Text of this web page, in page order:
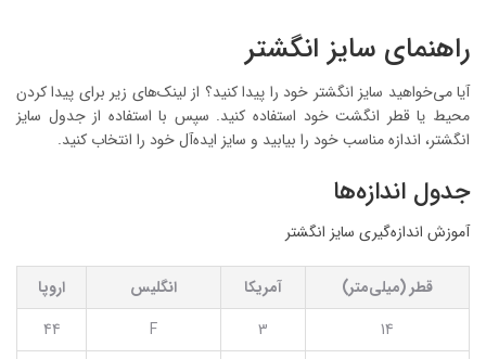
راهنمای سایز انگشتر
آیا می‌خواهید سایز انگشتر خود را پیدا کنید؟ از لینک‌های زیر برای پیدا کردن
محیط یا قطر انگشت خود استفاده کنید. سپس با استفاده از جدول سایز
انگشتر، اندازه مناسب خود را بیابید و سایز ایده‌آل خود را انتخاب کنید.
جدول اندازه‌ها
آموزش اندازه‌گیری سایز انگشتر
قطر (میلی‌متر) آمریکا انگلیس
اروپا
14
3
F
44